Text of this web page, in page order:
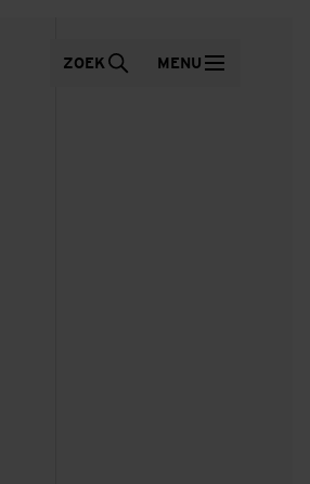
ZOEK MENU